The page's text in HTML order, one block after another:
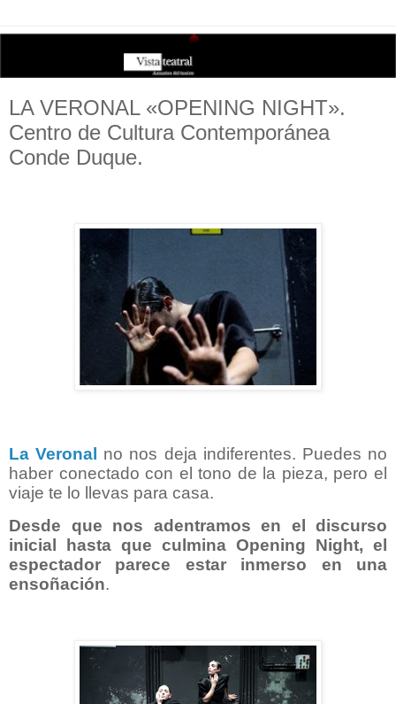
LA VERONAL «OPENING NIGHT».
Centro de Cultura Contemporánea
Conde Duque.
La Veronal no nos deja indiferentes. Puedes no
haber conectado con el tono de la pieza, pero el
viaje te lo llevas para casa.
Desde que nos adentramos en el discurso
inicial hasta que culmina Opening Night, el
espectador parece estar inmerso en una
ensoñación.